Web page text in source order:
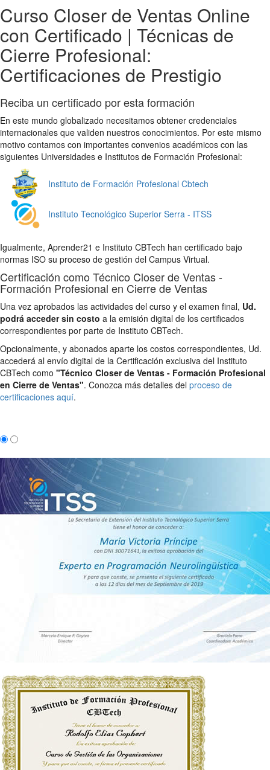
Curso Closer de Ventas Online
con Certificado | Técnicas de
Cierre Profesional:
Certificaciones de Prestigio
Reciba un certificado por esta formación
En este mundo globalizado necesitamos obtener credenciales
internacionales que validen nuestros conocimientos. Por este mismo
motivo contamos con importantes convenios académicos con las
siguientes Universidades e Institutos de Formación Profesional:
Instituto de Formación Profesional Cbtech
Instituto Tecnológico Superior Serra - ITSS
Igualmente, Aprender21 e Instituto CBTech han certificado bajo
normas ISO su proceso de gestión del Campus Virtual.
Certificación como Técnico Closer de Ventas -
Formación Profesional en Cierre de Ventas
Una vez aprobados las actividades del curso y el examen final, Ud.
podrá acceder sin costo a la emisión digital de los certificados
correspondientes por parte de Instituto CBTech.
Opcionalmente, y abonados aparte los costos correspondientes, Ud.
accederá al envío digital de la Certificación exclusiva del Instituto
CBTech como "Técnico Closer de Ventas - Formación Profesional
en Cierre de Ventas". Conozca más detalles del proceso de
certificaciones aquí.